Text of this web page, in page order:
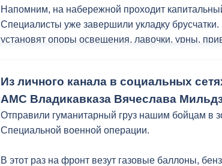
Напомним, на набережной проходит
Специалисты уже завершили укладку брусчатки.
установят опоры освещения, лавочки, урны,
набережной Терека как главной прогулочной
Владикавказа.
Из личного канала в социальных
АМС Владикавказа Вячеслава
Отправили гуманитарный груз нашим бойцам в
Специальной военной операции.
В этот раз на фронт везут газовые баллоны,